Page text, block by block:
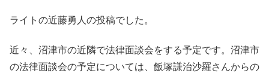
ライトの近藤勇人の投稿でした。
近々、沼津市の近隣で法律面談会をする予定です。沼津市
の法律面談会の予定については、飯塚謙治沙羅さんからの